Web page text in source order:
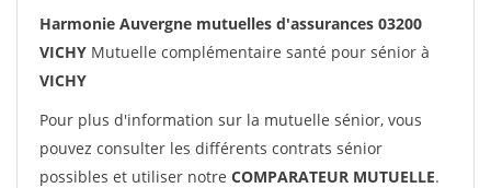
Harmonie Auvergne mutuelles d'assurances 03200
VICHY Mutuelle complémentaire santé pour sénior à
VICHY
Pour plus d'information sur la mutuelle sénior, vous
pouvez consulter les différents contrats sénior
possibles et utiliser notre COMPARATEUR MUTUELLE.